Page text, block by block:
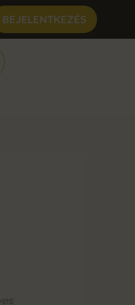
BEJELENTKEZÉS